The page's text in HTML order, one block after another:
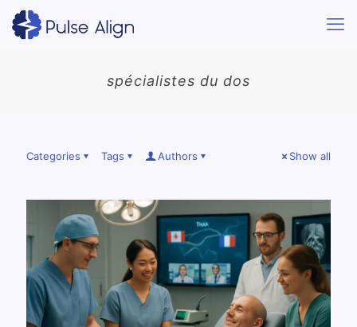
spécialistes du dos
Categories Tags Authors Show all